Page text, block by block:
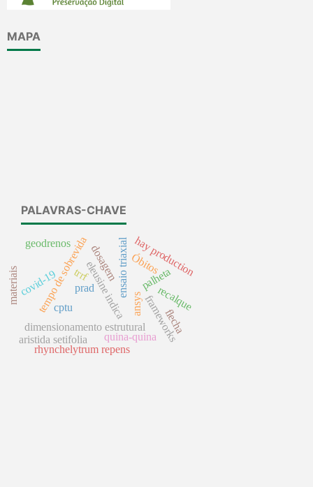
MAPA
PALAVRAS-CHAVE
frameworks
eleusine indica
cptu
palheta
dimensionamento estrutural
trrf
tempo de sobrevida Óbitos
covid-19
aristida setifolia
hay production
rhynchelytrum repens
ansys
flecha
ensaio triaxial
prad
dosagem
geodrenos
recalque
materiais
quina-quina